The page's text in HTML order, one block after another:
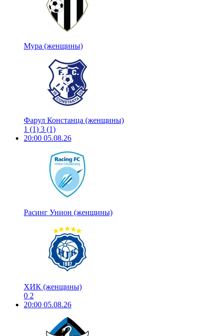
Мура (женщины)
Фарул Констанца (женщины)
1 (1) 3 (1)
20:00 05.08.26
Расинг Унион (женщины)
ХИК (женщины)
0 2
20:00 05.08.26